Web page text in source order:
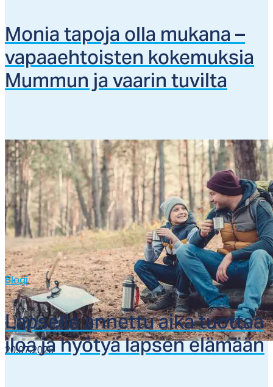
Mo­nia ta­po­ja ol­la mu­ka­na –
va­paaeh­tois­ten ko­ke­muk­sia
Mum­mun ja vaa­rin tu­vil­ta
20.07.2026
Blogi
Lap­sel­le an­net­tu ai­ka tuot­taa
iloa ja hyö­tyä lap­sen elä­mään